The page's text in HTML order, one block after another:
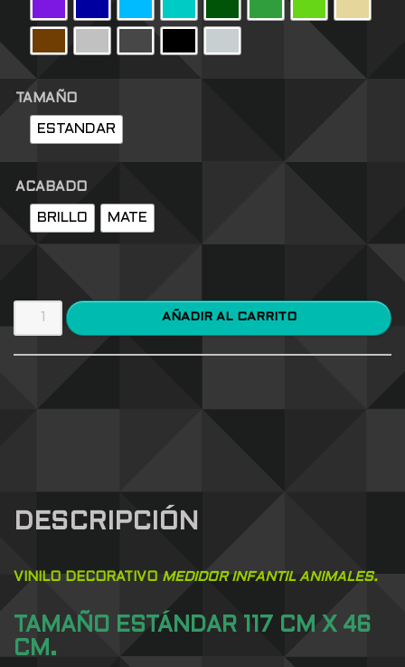
TAMAÑO
ESTANDAR
ACABADO
BRILLO MATE
AÑADIR AL CARRITO
DESCRIPCIÓN
VINILO DECORATIVO MEDIDOR INFANTIL ANIMALES.
TAMAÑO ESTÁNDAR 117 CM X 46
CM.